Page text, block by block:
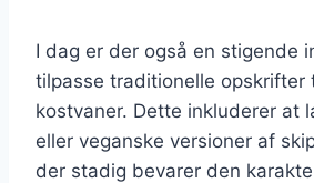
I dag er der også en stigende
tilpasse traditionelle opskrifter
kostvaner. Dette inkluderer at
eller veganske versioner af
der stadig bevarer den